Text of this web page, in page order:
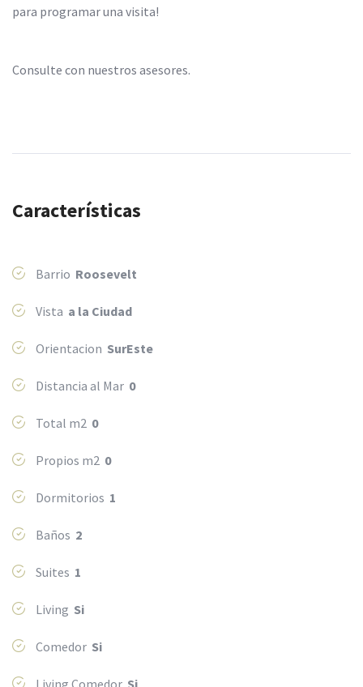
para programar una visita!
Consulte con nuestros asesores.
Características
Barrio Roosevelt
Vista a la Ciudad
Orientacion SurEste
Distancia al Mar 0
Total m2 0
Propios m2 0
Dormitorios 1
Baños 2
Suites 1
Living Si
Comedor Si
Living Comedor Si